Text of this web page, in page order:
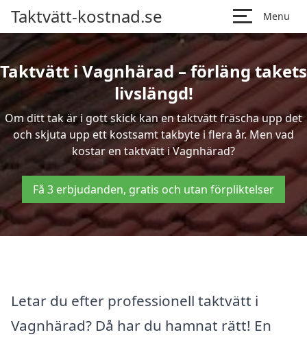
Taktvätt-kostnad.se Menu
Taktvätt i Vagnhärad – förläng takets
livslängd!
Om ditt tak är i gott skick kan en taktvätt fräscha upp det
och skjuta upp ett kostsamt takbyte i flera år. Men vad
kostar en taktvätt i Vagnhärad?
Få 3 erbjudanden, gratis och utan förpliktelser
Letar du efter professionell taktvätt i
Vagnhärad? Då har du hamnat rätt! En